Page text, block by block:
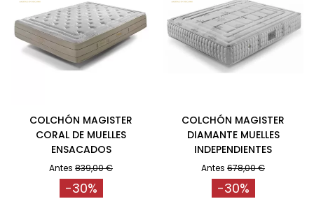
COLCHÓN MAGISTER
CORAL DE MUELLES
ENSACADOS
Antes 839,00 €
-30%
COLCHÓN MAGISTER
DIAMANTE MUELLES
INDEPENDIENTES
ENTRELAZADOS
Antes 678,00 €
-30%